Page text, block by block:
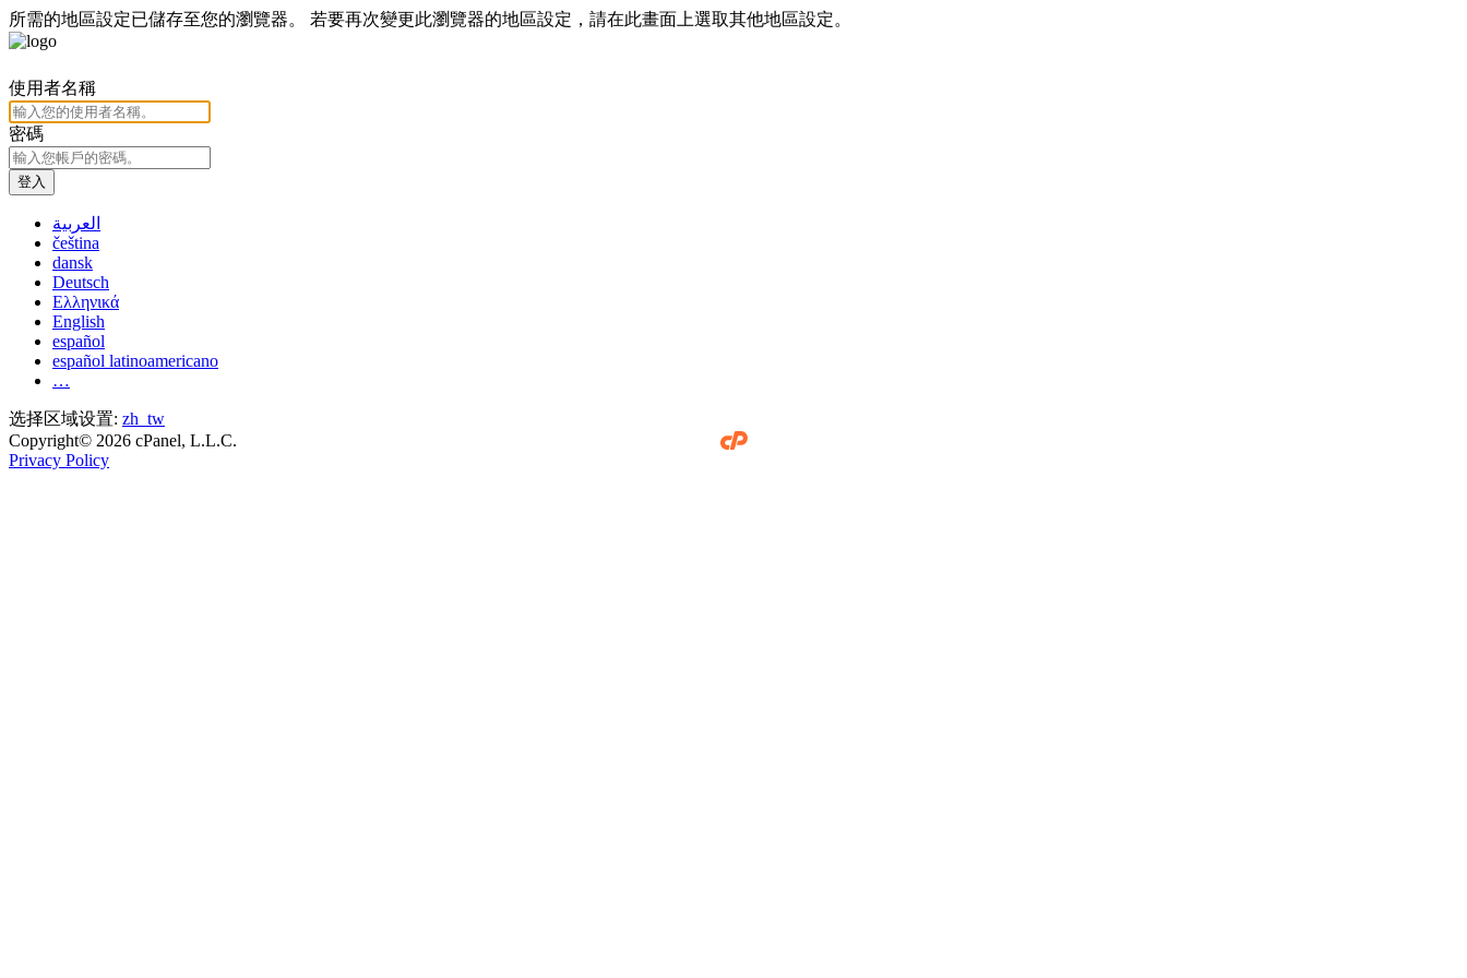
所需的地區設定已儲存至您的瀏覽器。 若要再次變更此瀏覽器的地區設定，請在此畫面上選取其他地區設定。
使用者名稱
密碼
登入
العربية
čeština
dansk
Deutsch
Ελληνικά
English
español
español latinoamericano
…
选择区域设置: zh_tw
Copyright© 2026 cPanel, L.L.C.
Privacy Policy